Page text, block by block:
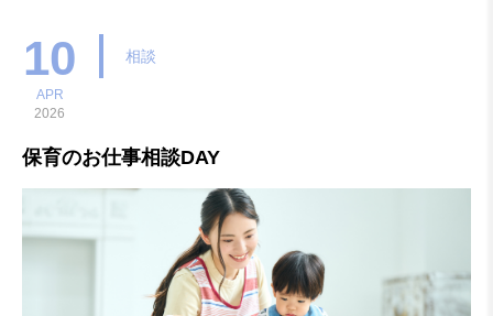
報が聞ける。「こんなこと聞いても良いの？」という
10
APR
2026
相談
保育のお仕事相談DAY